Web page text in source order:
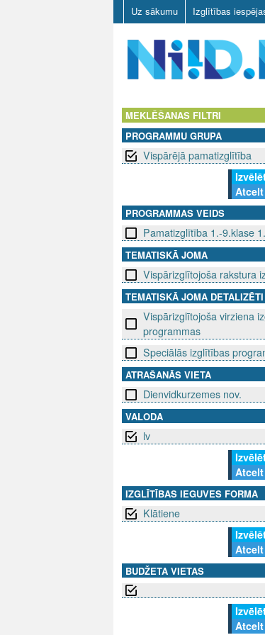
Uz sākumu Izglītības
V
MEKLĒŠANAS FILTRI
PROGRAMMU GRUPA
Vispārējā pamatizglītība
Atcelt
PROGRAMMAS VEIDS
Pamatizglītība 1.-9.klase
TEMATISKĀ JOMA
Vispārizglītojoša rakstura
TEMATISKĀ JOMA DETALIZĒTI
Vispārizglītojoša virziena
programmas
Speciālās izglītības
ATRAŠANĀS VIETA
Dienvidkurzemes nov.
VALODA
lv
Atcelt
IZGLĪTĪBAS IEGUVES FORMA
Klātiene
Atcelt
BUDŽETA VIETAS
Atcelt